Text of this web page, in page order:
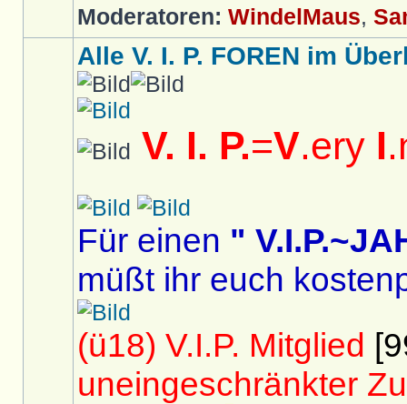
Moderatoren: WindelMaus,
Alle V. I. P. FOREN im
V. I. P.=V.ery I
Für einen "
müßt ihr euch
(ü18) V.I.P. Mitglied
uneingeschränkter